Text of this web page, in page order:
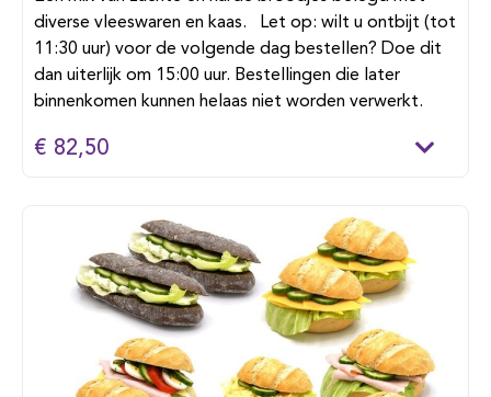
diverse vleeswaren en kaas. Let op: wilt u ontbijt (tot
11:30 uur) voor de volgende dag bestellen? Doe dit
dan uiterlijk om 15:00 uur. Bestellingen die later
binnenkomen kunnen helaas niet worden verwerkt.
€ 82,50